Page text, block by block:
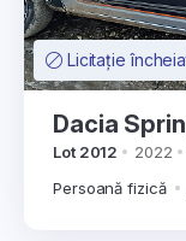
Licitație
Dacia
Lot 2012 2022
Persoană fizică